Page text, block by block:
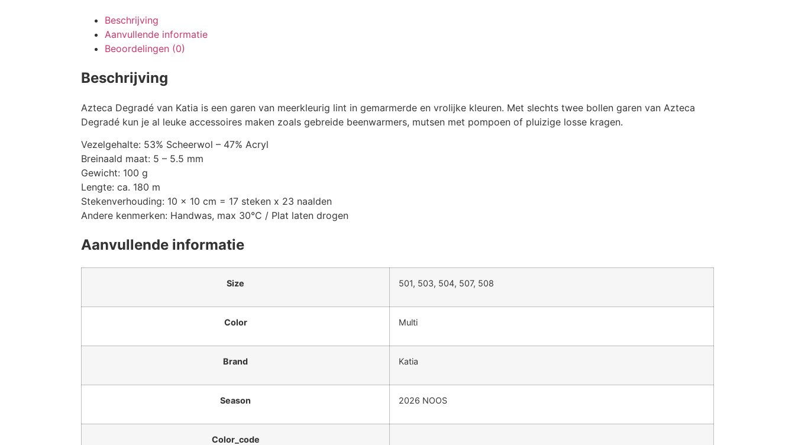
Beschrijving
Aanvullende informatie
Beoordelingen (0)
Beschrijving
Azteca Degradé van Katia is een garen van meerkleurig lint in gemarmerde en vrolijke kleuren. Met slechts twee bollen garen van Azteca
Degradé kun je al leuke accessoires maken zoals gebreide beenwarmers, mutsen met pompoen of pluizige losse kragen.
Vezelgehalte: 53% Scheerwol – 47% Acryl
Breinaald maat: 5 – 5.5 mm
Gewicht: 100 g
Lengte: ca. 180 m
Stekenverhouding: 10 x 10 cm = 17 steken x 23 naalden
Andere kenmerken: Handwas, max 30°C / Plat laten drogen
Aanvullende informatie
Size 501, 503, 504, 507, 508
Color Multi
Brand Katia
Season 2026 NOOS
Color_code